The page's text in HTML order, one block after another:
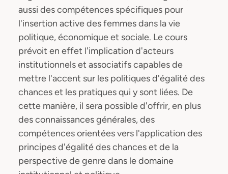
aussi des compétences spécifiques pour
l'insertion active des femmes dans la vie
politique, économique et sociale. Le cours
prévoit en effet l'implication d'acteurs
institutionnels et associatifs capables de
mettre l'accent sur les politiques d'égalité des
chances et les pratiques qui y sont liées. De
cette manière, il sera possible d'offrir, en plus
des connaissances générales, des
compétences orientées vers l'application des
principes d'égalité des chances et de la
perspective de genre dans le domaine